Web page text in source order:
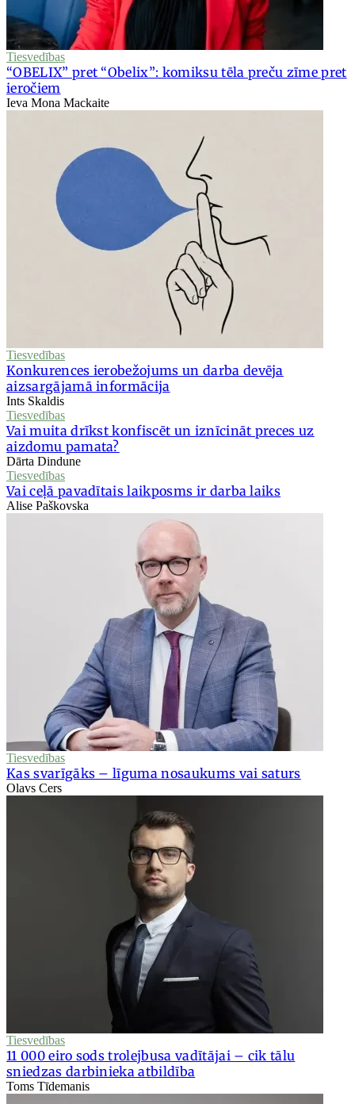
Tiesvedības
“OBELIX” pret “Obelix”: komiksu tēla preču zīme pret
ieročiem
Ieva Mona Mackaite
Tiesvedības
Konkurences ierobežojums un darba devēja
aizsargājamā informācija
Ints Skaldis
Tiesvedības
Vai muita drīkst konfiscēt un iznīcināt preces uz
aizdomu pamata?
Dārta Dindune
Tiesvedības
Vai ceļā pavadītais laikposms ir darba laiks
Alise Paškovska
Tiesvedības
Kas svarīgāks – līguma nosaukums vai saturs
Olavs Cers
Tiesvedības
11 000 eiro sods trolejbusa vadītājai – cik tālu
sniedzas darbinieka atbildība
Toms Tīdemanis